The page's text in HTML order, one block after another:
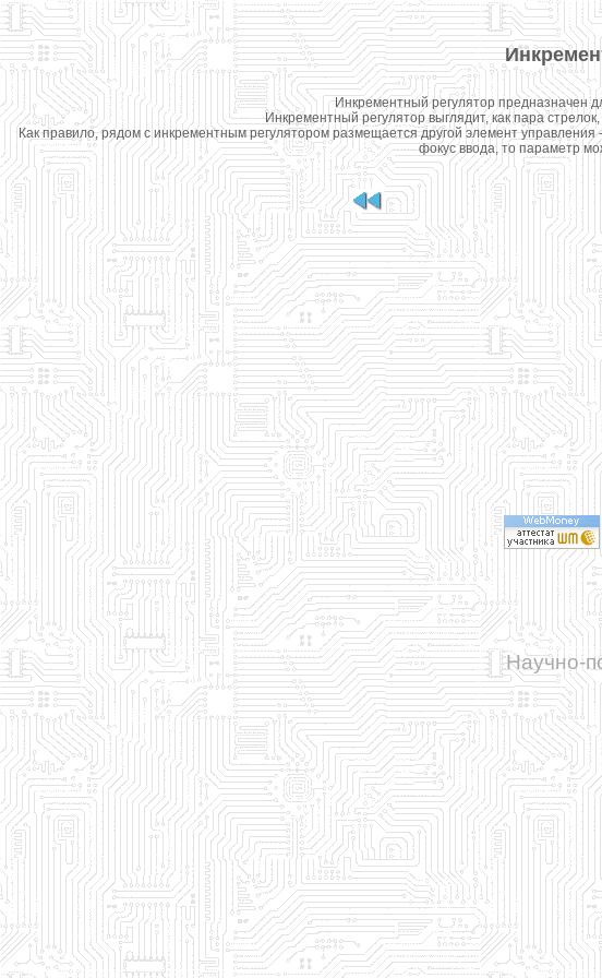
Инкрементный регулятор предназначен
Инкрементный регулятор выглядит, как пара
Как правило, рядом с инкрементным регулятором размещается другой элемент управления
фокус ввода, то параметр
Научно-